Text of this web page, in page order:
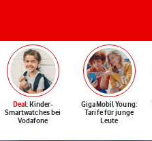
Deal: Kinder-
Smartwatches bei
Vodafone
GigaMobil Young:
Tarife für junge
Leute